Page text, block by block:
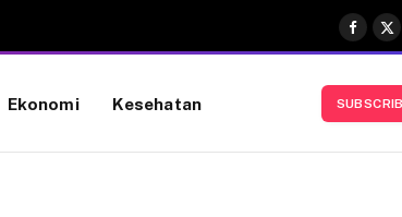
X
Ekonomi Kesehatan